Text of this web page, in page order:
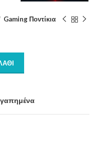
Gaming Ποντίκια